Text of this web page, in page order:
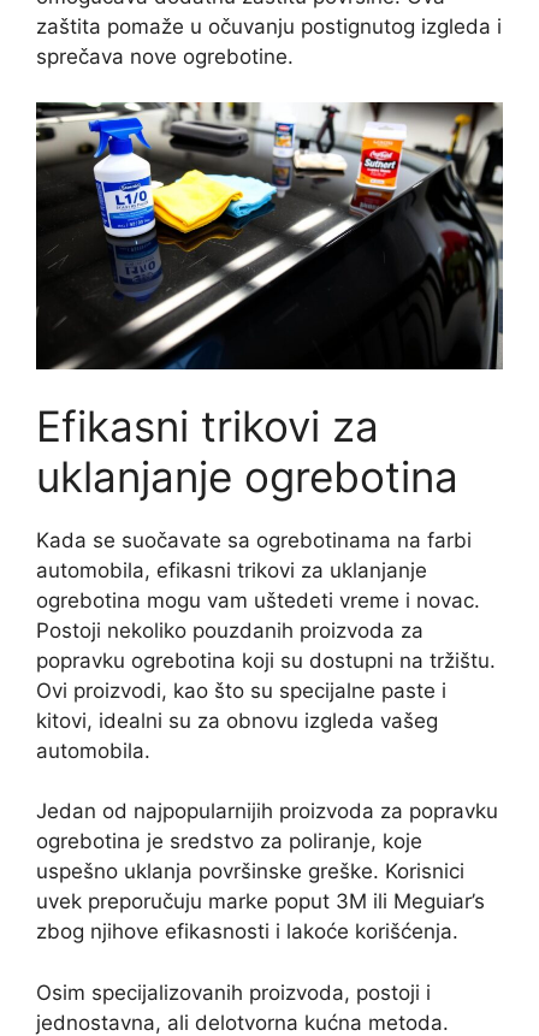
zaštita pomaže u očuvanju postignutog izgleda i
sprečava nove ogrebotine.
Efikasni trikovi za
uklanjanje ogrebotina
Kada se suočavate sa ogrebotinama na farbi
automobila, efikasni trikovi za uklanjanje
ogrebotina mogu vam uštedeti vreme i novac.
Postoji nekoliko pouzdanih proizvoda za
popravku ogrebotina koji su dostupni na tržištu.
Ovi proizvodi, kao što su specijalne paste i
kitovi, idealni su za obnovu izgleda vašeg
automobila.
Jedan od najpopularnijih proizvoda za popravku
ogrebotina je sredstvo za poliranje, koje
uspešno uklanja površinske greške. Korisnici
uvek preporučuju marke poput 3M ili Meguiar’s
zbog njihove efikasnosti i lakoće korišćenja.
Osim specijalizovanih proizvoda, postoji i
jednostavna, ali delotvorna kućna metoda.